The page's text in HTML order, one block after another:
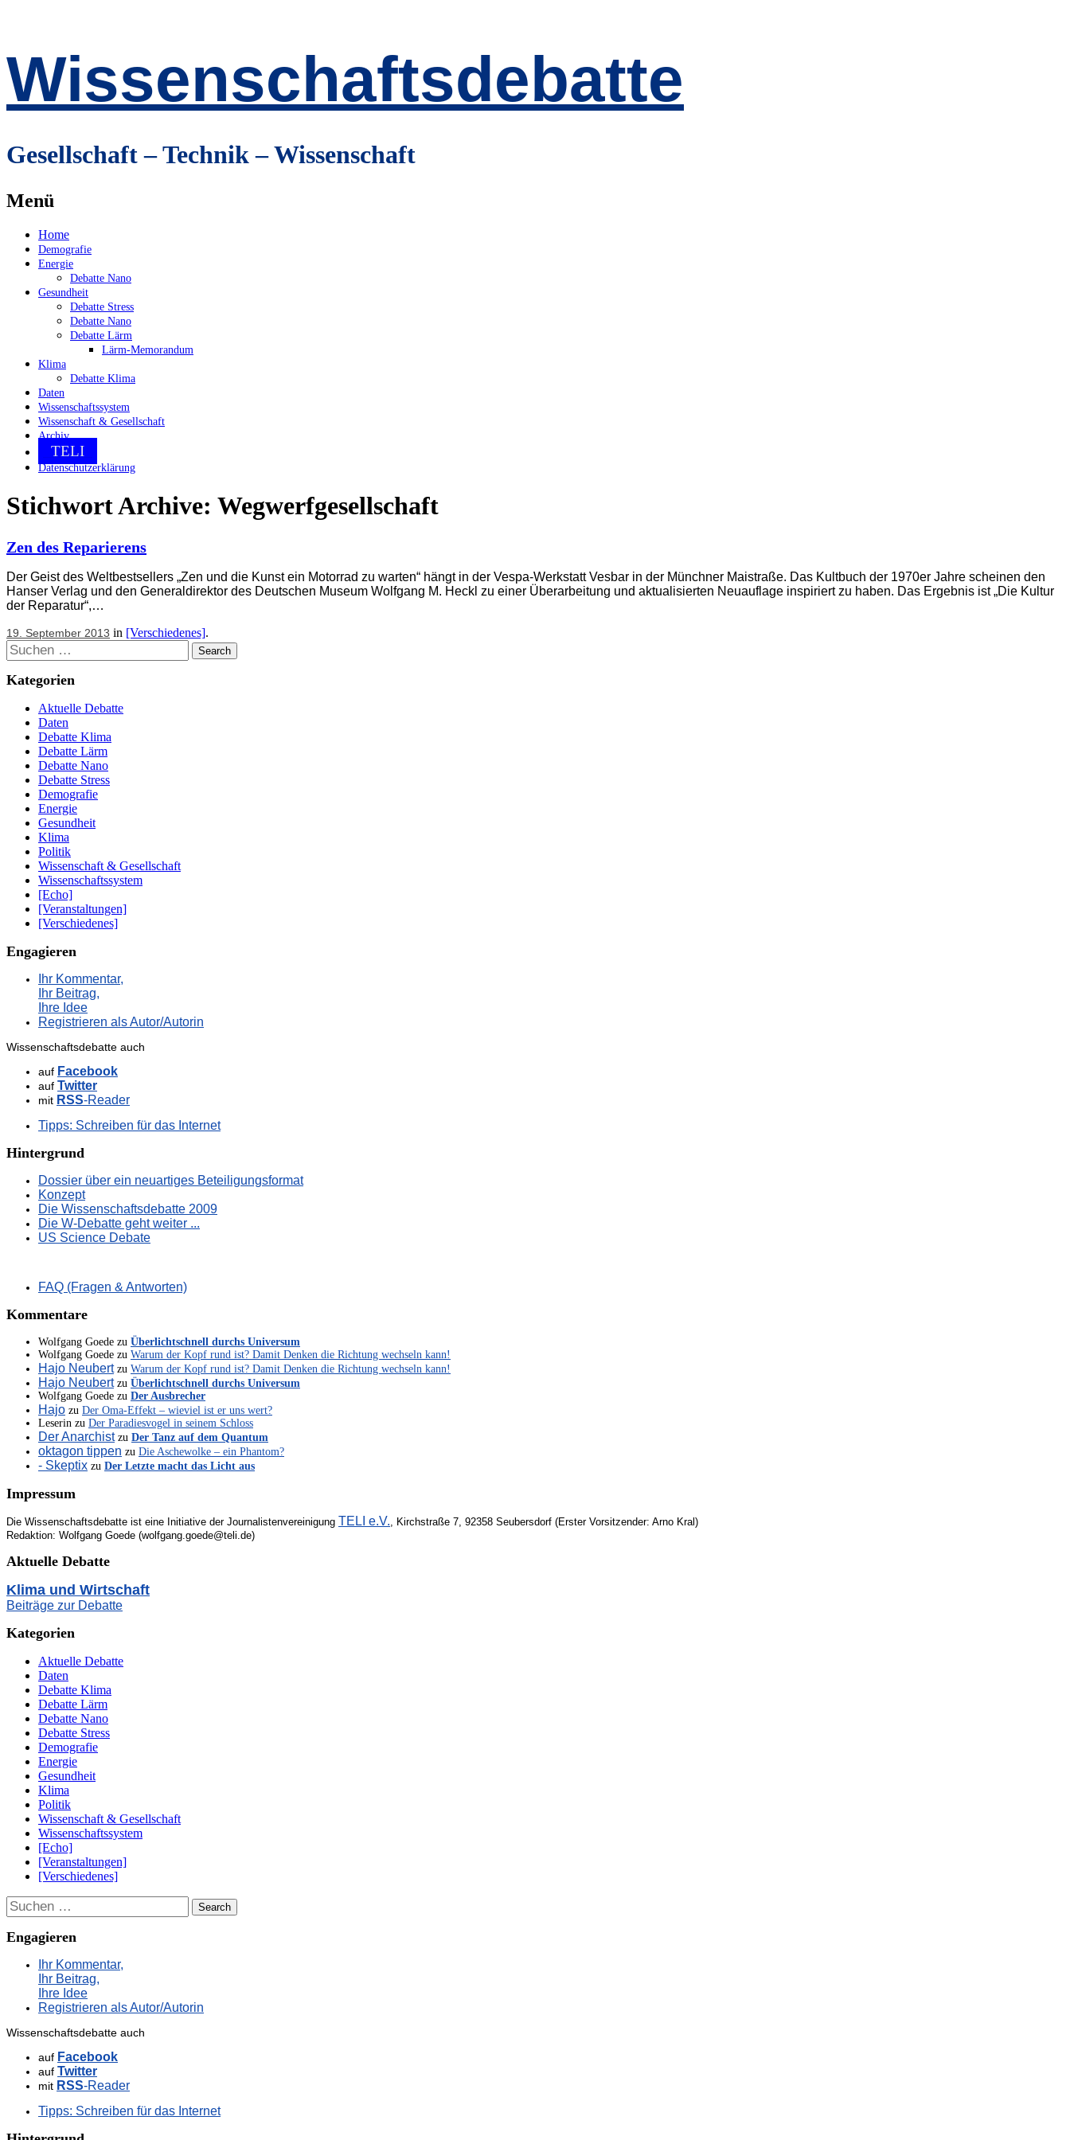
Wissenschaftsdebatte
Gesellschaft – Technik – Wissenschaft
Menü
Zum
Inhalt
springen
Home
Demografie
Energie
Debatte Nano
Gesundheit
Debatte Stress
Debatte Nano
Debatte Lärm
Lärm-Memorandum
Klima
Debatte Klima
Daten
Wissenschaftssystem
Wissenschaft & Gesellschaft
Archiv
TELI
Datenschutzerklärung
Stichwort Archive: Wegwerfgesellschaft
Zen des Reparierens
Der Geist des Weltbestsellers „Zen und die Kunst ein Motorrad zu warten“ hängt in der Vespa-Werkstatt Vesbar in der Münchner Maistraße. Das Kultbuch der 1970er Jahre scheinen den
Hanser Verlag und den Generaldirektor des Deutschen Museum Wolfgang M. Heckl zu einer Überarbeitung und aktualisierten Neuauflage inspiriert zu haben. Das Ergebnis ist „Die Kultur
der Reparatur“,…
19. September 2013 in [Verschiedenes].
Suchen
Kategorien
Aktuelle Debatte
Daten
Debatte Klima
Debatte Lärm
Debatte Nano
Debatte Stress
Demografie
Energie
Gesundheit
Klima
Politik
Wissenschaft & Gesellschaft
Wissenschaftssystem
[Echo]
[Veranstaltungen]
[Verschiedenes]
Engagieren
Ihr Kommentar,
Ihr Beitrag,
Ihre Idee
Registrieren als Autor/Autorin
Wissenschaftsdebatte auch
auf Facebook
auf Twitter
mit RSS-Reader
Tipps: Schreiben für das Internet
Hintergrund
Dossier über ein neuartiges Beteiligungsformat
Konzept
Die Wissenschaftsdebatte 2009
Die W-Debatte geht weiter ...
US Science Debate
FAQ (Fragen & Antworten)
Kommentare
Wolfgang Goede zu Überlichtschnell durchs Universum
Wolfgang Goede zu Warum der Kopf rund ist? Damit Denken die Richtung wechseln kann!
Hajo Neubertzu Warum der Kopf rund ist? Damit Denken die Richtung wechseln kann!
Hajo Neubertzu Überlichtschnell durchs Universum
Wolfgang Goede zu Der Ausbrecher
Hajo zu Der Oma-Effekt – wieviel ist er uns wert?
Leserin zu Der Paradiesvogel in seinem Schloss
Der Anarchistzu Der Tanz auf dem Quantum
oktagon tippen zu Die Aschewolke – ein Phantom?
- Skeptix zu Der Letzte macht das Licht aus
Impressum
Die Wissenschaftsdebatte ist eine Initiative der Journalistenvereinigung TELI e.V., Kirchstraße 7, 92358 Seubersdorf (Erster Vorsitzender: Arno Kral)
Redaktion: Wolfgang Goede (wolfgang.goede@teli.de)
Aktuelle Debatte
Klima und Wirtschaft
Beiträge zur Debatte
Kategorien
Aktuelle Debatte
Daten
Debatte Klima
Debatte Lärm
Debatte Nano
Debatte Stress
Demografie
Energie
Gesundheit
Klima
Politik
Wissenschaft & Gesellschaft
Wissenschaftssystem
[Echo]
[Veranstaltungen]
[Verschiedenes]
Suchen
Engagieren
Ihr Kommentar,
Ihr Beitrag,
Ihre Idee
Registrieren als Autor/Autorin
Wissenschaftsdebatte auch
auf Facebook
auf Twitter
mit RSS-Reader
Tipps: Schreiben für das Internet